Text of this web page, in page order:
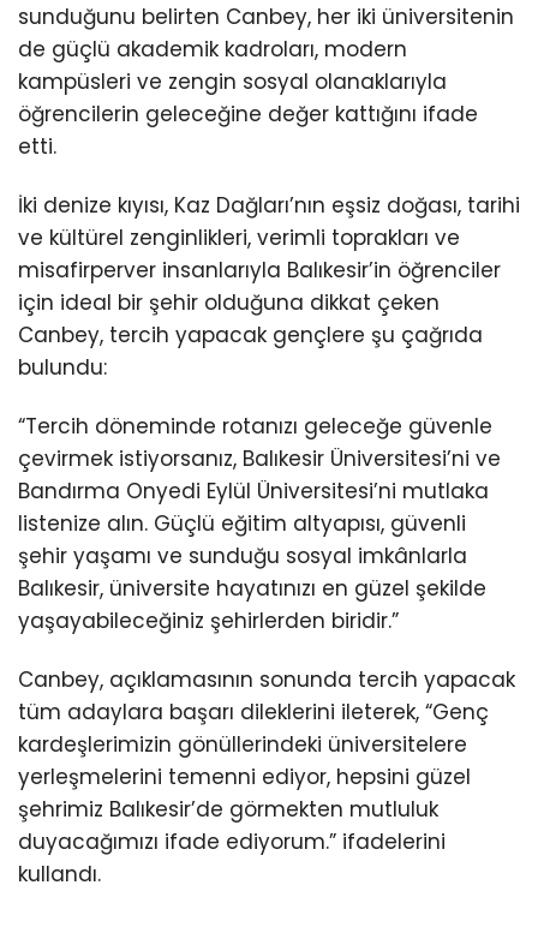
sunduğunu belirten Canbey, her iki üniversitenin
de güçlü akademik kadroları, modern
kampüsleri ve zengin sosyal olanaklarıyla
öğrencilerin geleceğine değer kattığını ifade
etti.
İki denize kıyısı, Kaz Dağları’nın eşsiz doğası, tarihi
ve kültürel zenginlikleri, verimli toprakları ve
misafirperver insanlarıyla Balıkesir’in öğrenciler
için ideal bir şehir olduğuna dikkat çeken
Canbey, tercih yapacak gençlere şu çağrıda
bulundu:
“Tercih döneminde rotanızı geleceğe güvenle
çevirmek istiyorsanız, Balıkesir Üniversitesi’ni ve
Bandırma Onyedi Eylül Üniversitesi’ni mutlaka
listenize alın. Güçlü eğitim altyapısı, güvenli
şehir yaşamı ve sunduğu sosyal imkânlarla
Balıkesir, üniversite hayatınızı en güzel şekilde
yaşayabileceğiniz şehirlerden biridir.”
Canbey, açıklamasının sonunda tercih yapacak
tüm adaylara başarı dileklerini ileterek, “Genç
kardeşlerimizin gönüllerindeki üniversitelere
yerleşmelerini temenni ediyor, hepsini güzel
şehrimiz Balıkesir’de görmekten mutluluk
duyacağımızı ifade ediyorum.” ifadelerini
kullandı.